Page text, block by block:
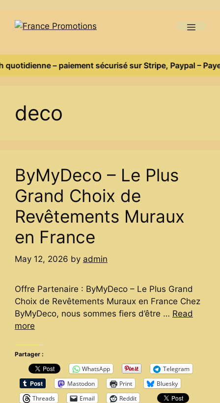
content
Menu
– paiement sécurisé sur Stripe, Paypal –
deco
ByMyDeco – Le Plus
Grand Choix de
Revêtements Muraux
en France
May 12, 2026 by admin
Offre Partenaire : ByMyDeco – Le Plus Grand
Choix de Revêtements Muraux en France Chez
ByMyDeco, nous sommes fiers d’être … Read
more
Partager :
WhatsApp
Telegram
Mastodon
Print
Bluesky
Threads
Email
Reddit